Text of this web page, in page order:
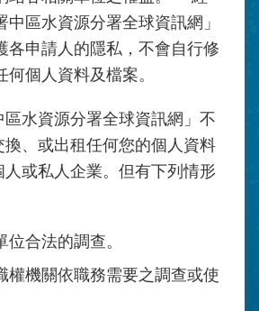
中區水資源分署全球資訊網」
各申請人的隱私，不會自行修
何個人資料及檔案。
區水資源分署全球資訊網」不
、或出租任何您的個人資料
或私人企業。但有下列情形
位合法的調查。
權機關依職務需要之調查或使